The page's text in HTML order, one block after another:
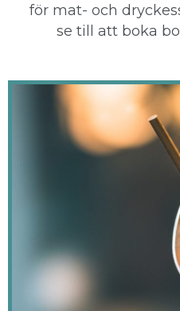
för mat- och
se till att boka